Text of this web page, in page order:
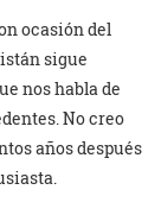
ocasión del
sigue
nos habla de
No creo
años después